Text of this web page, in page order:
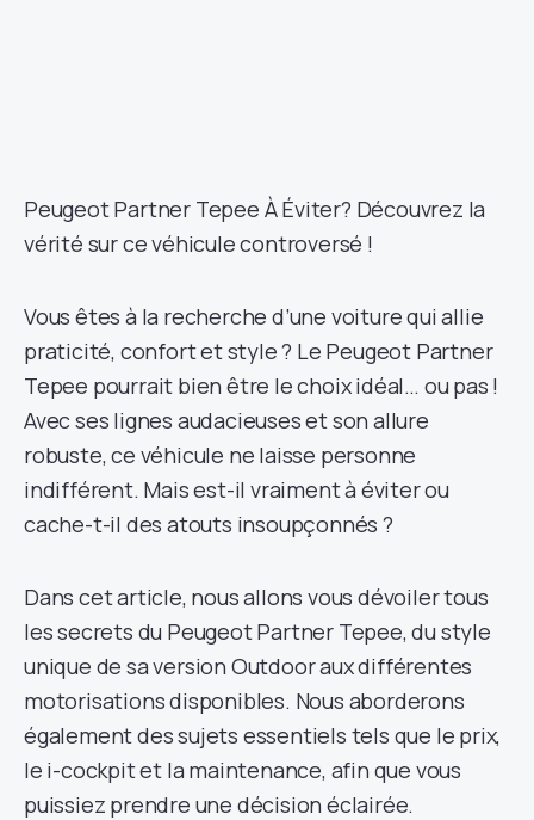
Peugeot Partner Tepee À Éviter? Découvrez la
vérité sur ce véhicule controversé !
Vous êtes à la recherche d’une voiture qui allie
praticité, confort et style ? Le Peugeot Partner
Tepee pourrait bien être le choix idéal… ou pas !
Avec ses lignes audacieuses et son allure
robuste, ce véhicule ne laisse personne
indifférent. Mais est-il vraiment à éviter ou
cache-t-il des atouts insoupçonnés ?
Dans cet article, nous allons vous dévoiler tous
les secrets du Peugeot Partner Tepee, du style
unique de sa version Outdoor aux différentes
motorisations disponibles. Nous aborderons
également des sujets essentiels tels que le prix,
le i-cockpit et la maintenance, afin que vous
puissiez prendre une décision éclairée.